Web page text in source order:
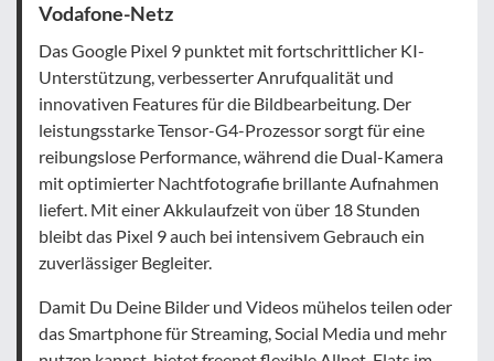
Vodafone-Netz
Das Google Pixel 9 punktet mit fortschrittlicher KI-
Unterstützung, verbesserter Anrufqualität und
innovativen Features für die Bildbearbeitung. Der
leistungsstarke Tensor-G4-Prozessor sorgt für eine
reibungslose Performance, während die Dual-Kamera
mit optimierter Nachtfotografie brillante Aufnahmen
liefert. Mit einer Akkulaufzeit von über 18 Stunden
bleibt das Pixel 9 auch bei intensivem Gebrauch ein
zuverlässiger Begleiter.
Damit Du Deine Bilder und Videos mühelos teilen oder
das Smartphone für Streaming, Social Media und mehr